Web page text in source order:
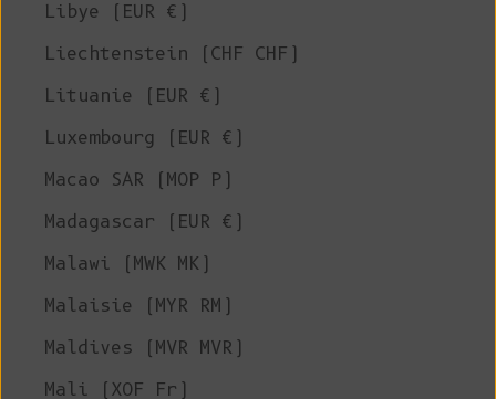
Libye (EUR €)
Liechtenstein (CHF CHF)
Lituanie (EUR €)
Luxembourg (EUR €)
Macao SAR (MOP P)
Madagascar (EUR €)
Malawi (MWK MK)
Malaisie (MYR RM)
Maldives (MVR MVR)
Mali (XOF Fr)